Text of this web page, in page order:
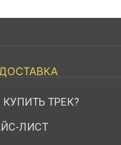
КУПИТЬ ТРЕК?
ЛИСТ